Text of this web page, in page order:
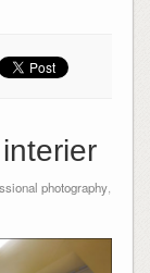
photography